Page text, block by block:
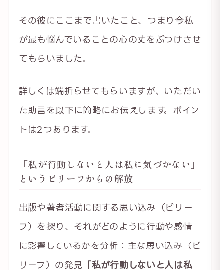
その彼にここまで書いたこと、つまり今私
が最も悩んでいることの心の丈をぶつけさせ
てもらいました。
詳しくは端折らせてもらいますが、いただい
た助言を以下に簡略にお伝えします。ポイン
トは2つあります。
「私が行動しないと人は私に気づかない」
というビリーフからの解放
出版や著者活動に関する思い込み（ビリー
フ）を探り、それがどのように行動や感情
に影響しているかを分析：主な思い込み（ビ
リーフ）の発見 「私が行動しないと人は私